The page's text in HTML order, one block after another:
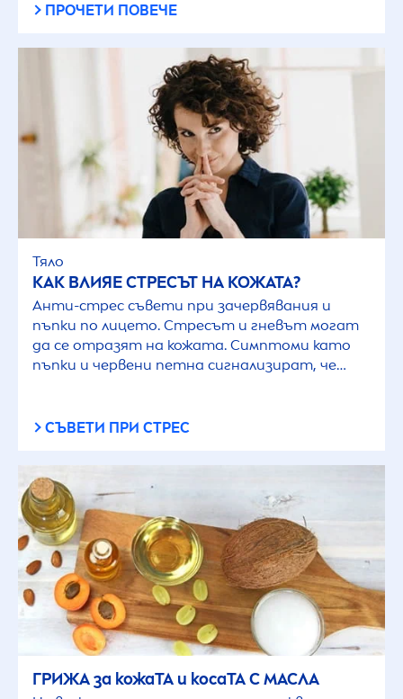
ПРОЧЕТИ ПОВЕЧЕ
Тяло
КАК ВЛИЯЕ СТРЕСЪТ НА КОЖАТА?
Анти-стрес съвети при зачервявания и
пъпки по лицето. Стресът и гневът могат
да се отразят на кожата. Симптоми като
пъпки и червени петна сигнализират, че
СЪВЕТИ ПРИ СТРЕС
ГРИЖА за кожаТА и косаТА С МАСЛА